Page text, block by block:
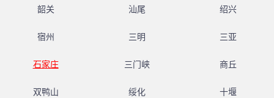
韶关 汕尾 绍兴
宿州 三明 三亚
石家庄 三门峡 商丘
双鸭山 绥化 十堰